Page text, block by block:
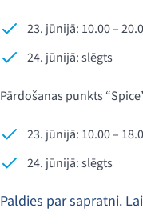
23. jūnijā: 10.00 –
24. jūnijā: slēgts
Pārdošanas punkts
23. jūnijā: 10.00 –
24. jūnijā: slēgts
Paldies par sapratni.